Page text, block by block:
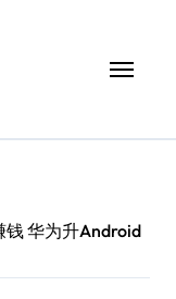
钱 华为升Android